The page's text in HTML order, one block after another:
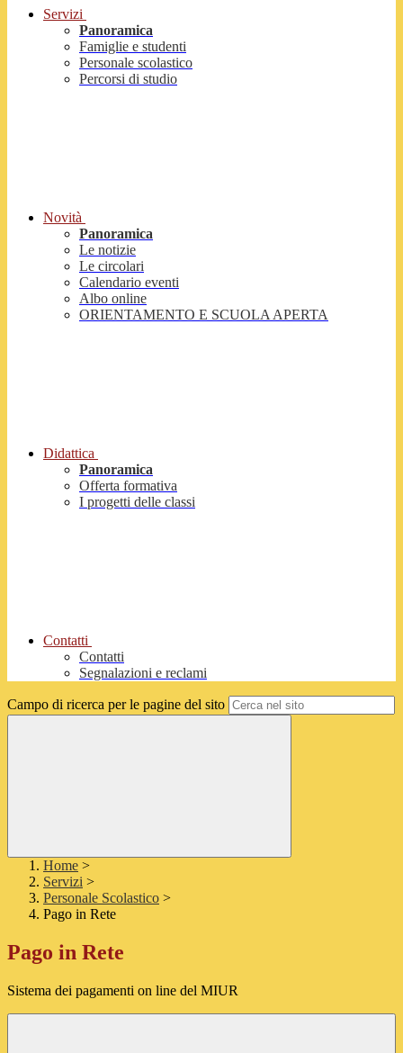
Servizi
Panoramica
Famiglie e studenti
Personale scolastico
Percorsi di studio
Novità
Panoramica
Le notizie
Le circolari
Calendario eventi
Albo online
ORIENTAMENTO E SCUOLA APERTA
Didattica
Panoramica
Offerta formativa
I progetti delle classi
Contatti
Contatti
Segnalazioni e reclami
Campo di ricerca per le pagine del sito
Home >
Servizi >
Personale Scolastico >
Pago in Rete
Pago in Rete
Sistema dei pagamenti on line del MIUR